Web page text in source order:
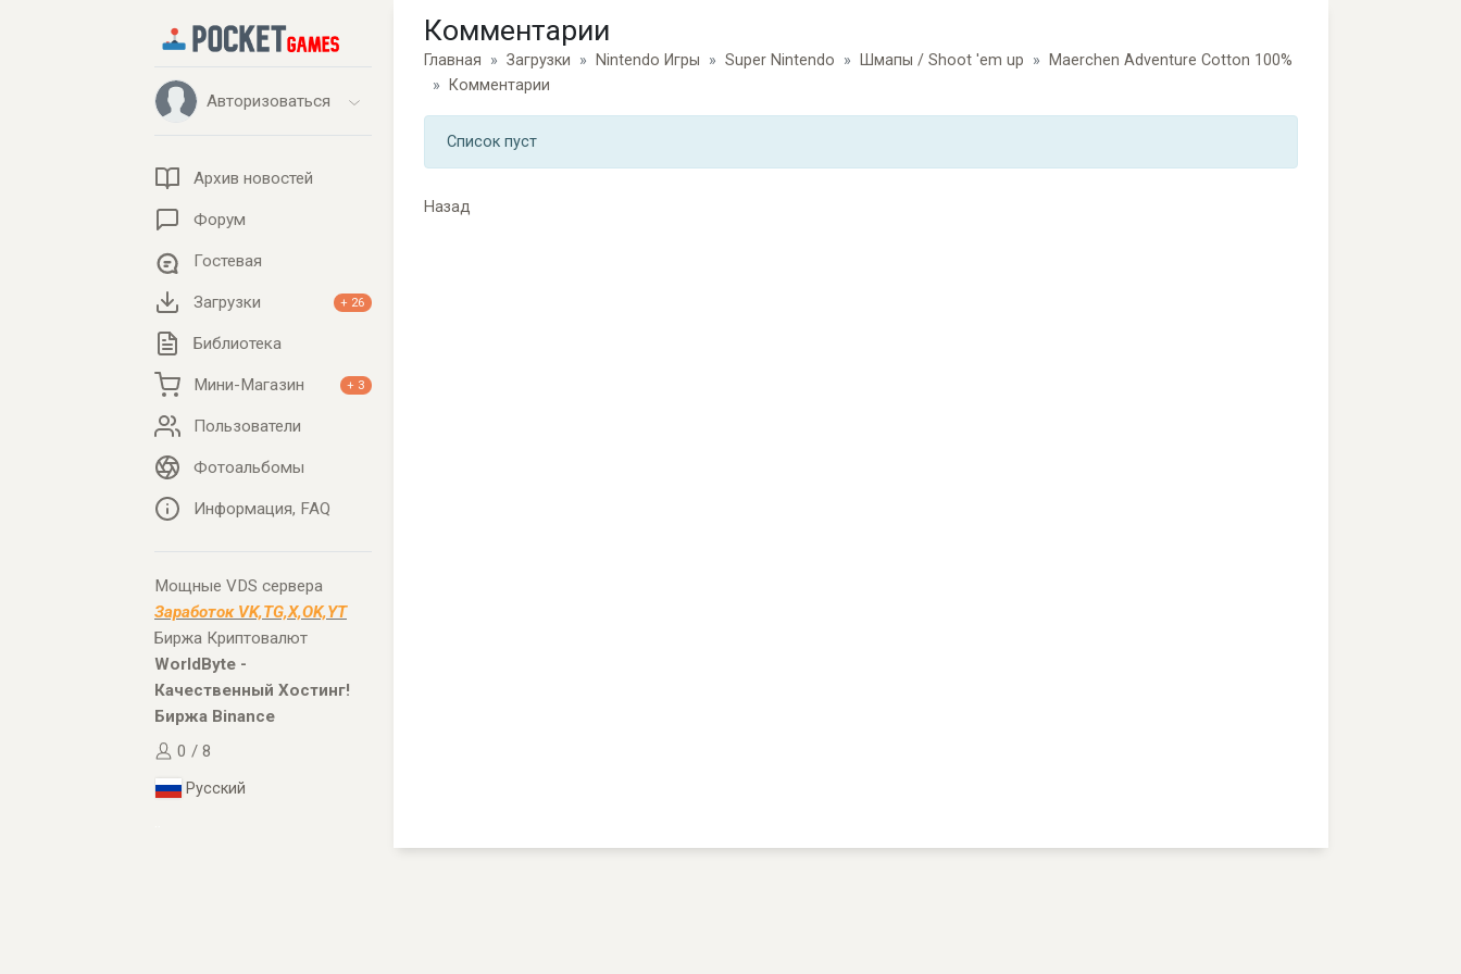
Авторизоваться
Архив новостей
Форум
Гостевая
Загрузки + 26
Библиотека
Мини-Магазин + 3
Пользователи
Фотоальбомы
Информация, FAQ
Мощные VDS сервера
Заработок VK,TG,X,OK,YT
Биржа Криптовалют
WorldByte -
Качественный Хостинг!
Биржа Binance
0 / 8
Русский
Комментарии
Главная Загрузки Nintendo Игры Super Nintendo Шмапы / Shoot 'em up
Maerchen Adventure Cotton 100%
Комментарии
Список пуст
Назад